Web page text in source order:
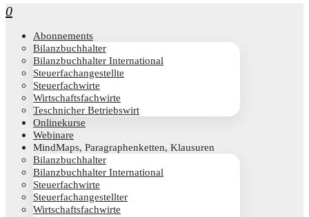
0
Abon­ne­ments
Bilanz­buch­hal­ter
Bilanz­buch­hal­ter International
Steu­er­fach­an­ge­stell­te
Steu­er­fach­wir­te
Wirt­schafts­fach­wir­te
Teschni­cher Betriebswirt
Online­kur­se
Web­i­na­re
Mind­Maps, Para­gra­phen­ket­ten, Klausuren
Bilanz­buch­hal­ter
Bilanz­buch­hal­ter International
Steu­er­fach­wir­te
Steu­er­fach­an­ge­stell­ter
Wirt­schafts­fach­wir­te